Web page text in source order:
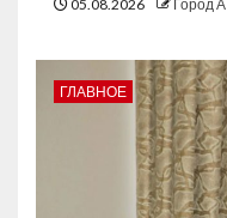
05.08.2026 Город А
ГЛАВНОЕ